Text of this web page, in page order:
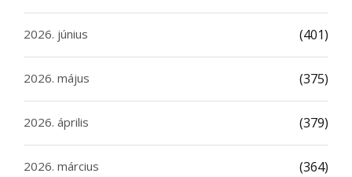
2026. június (401)
2026. május (375)
2026. április (379)
2026. március (364)